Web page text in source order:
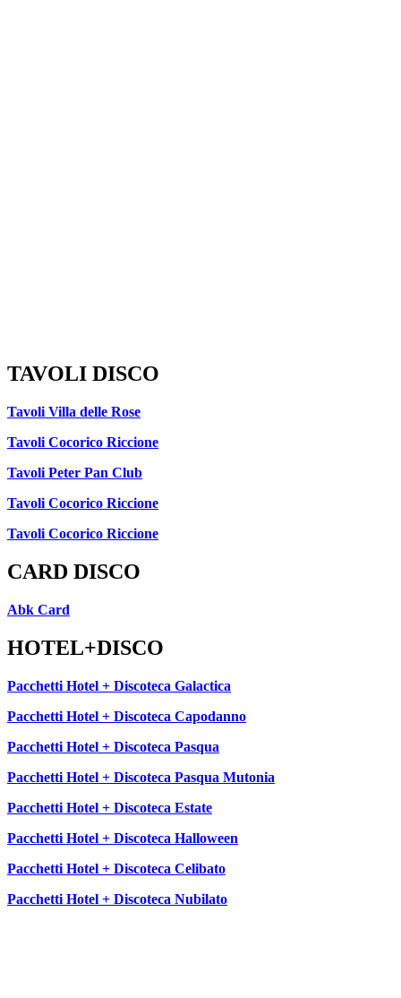
TAVOLI DISCO
Tavoli Villa delle Rose
Tavoli Cocorico Riccione
Tavoli Peter Pan Club
Tavoli Cocorico Riccione
Tavoli Cocorico Riccione
CARD DISCO
Abk Card
HOTEL+DISCO
Pacchetti Hotel + Discoteca Galactica
Pacchetti Hotel + Discoteca Capodanno
Pacchetti Hotel + Discoteca Pasqua
Pacchetti Hotel + Discoteca Pasqua Mutonia
Pacchetti Hotel + Discoteca Estate
Pacchetti Hotel + Discoteca Halloween
Pacchetti Hotel + Discoteca Celibato
Pacchetti Hotel + Discoteca Nubilato